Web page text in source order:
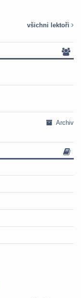
všichni lektoři
Archiv